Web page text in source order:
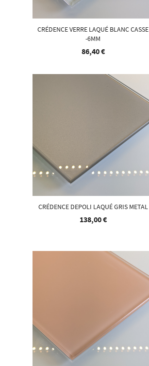
CRÉDENCE VERRE LAQUÉ BLANC CASSE
-6MM
86,40 €
CRÉDENCE DEPOLI LAQUÉ GRIS METAL
138,00 €